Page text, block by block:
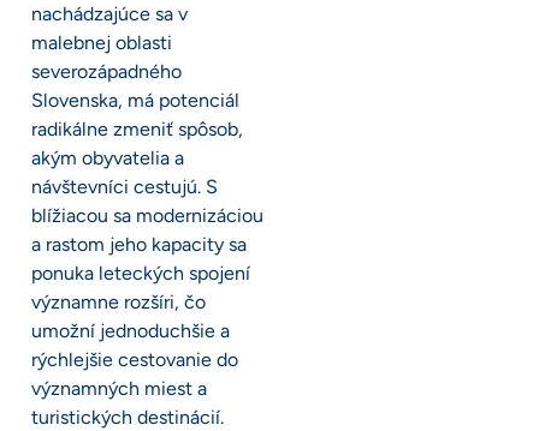
nachádzajúce sa v
malebnej oblasti
severozápadného
Slovenska, má potenciál
radikálne zmeniť spôsob,
akým obyvatelia a
návštevníci cestujú. S
blížiacou sa modernizáciou
a rastom jeho kapacity sa
ponuka leteckých spojení
významne rozšíri, čo
umožní jednoduchšie a
rýchlejšie cestovanie do
významných miest a
turistických destinácií.